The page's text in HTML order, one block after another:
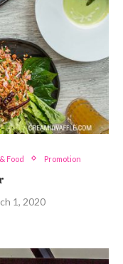
Food Promotion
1, 2020